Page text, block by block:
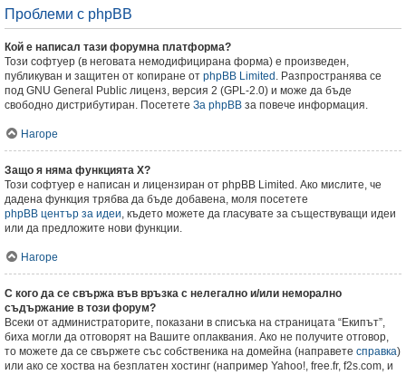
Проблеми с phpBB
Кой е написал тази форумна платформа?
Този софтуер (в неговата немодифицирана форма) е произведен,
публикуван и защитен от копиране от phpBB Limited . Разпространява се
под GNU General Public лиценз, версия 2 (GPL-2.0) и може да бъде
свободно дистрибутиран. Посетете За phpBB за повече информация.
Нагоре
Защо я няма функцията X?
Този софтуер е написан и лицензиран от phpBB Limited. Ако мислите, че
дадена функция трябва да бъде добавена, моля посетете
phpBB център за идеи, където можете да гласувате за съществуващи идеи
или да предложите нови функции.
Нагоре
С кого да се свържа във връзка с нелегално и/или неморално
съдържание в този форум?
Всеки от администраторите, показани в списъка на страницата “Екипът”,
биха могли да отговорят на Вашите оплаквания. Ако не получите отговор,
то можете да се свържете със собственика на домейна (направете справка)
или ако се хоства на безплатен хостинг (например Yahoo!, free.fr, f2s.com, и